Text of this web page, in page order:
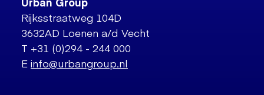
Rijksstraatweg 104D
3632AD Loenen a/d Vecht
T +31 (0)294 - 244 000
E info@urbangroup.nl